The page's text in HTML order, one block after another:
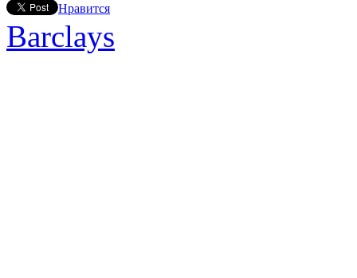
Нравится
Barclays